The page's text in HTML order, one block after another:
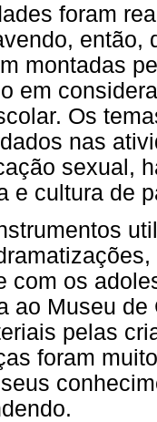
foram
então,
montadas
em
Os
nas
sexual,
e cultura de
com os
ao Museu
pelas
foram